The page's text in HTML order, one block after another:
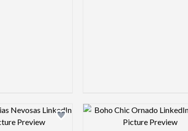
Design preview image Design